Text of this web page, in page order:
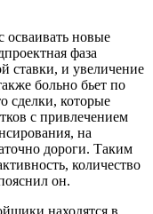
осваивать новые
фаза
ставки, и увеличение
больно бьет по
сделки, которые
с привлечением
на
дороги. Таким
количество
он.